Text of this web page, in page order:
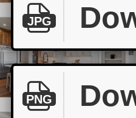
JPG
PNG